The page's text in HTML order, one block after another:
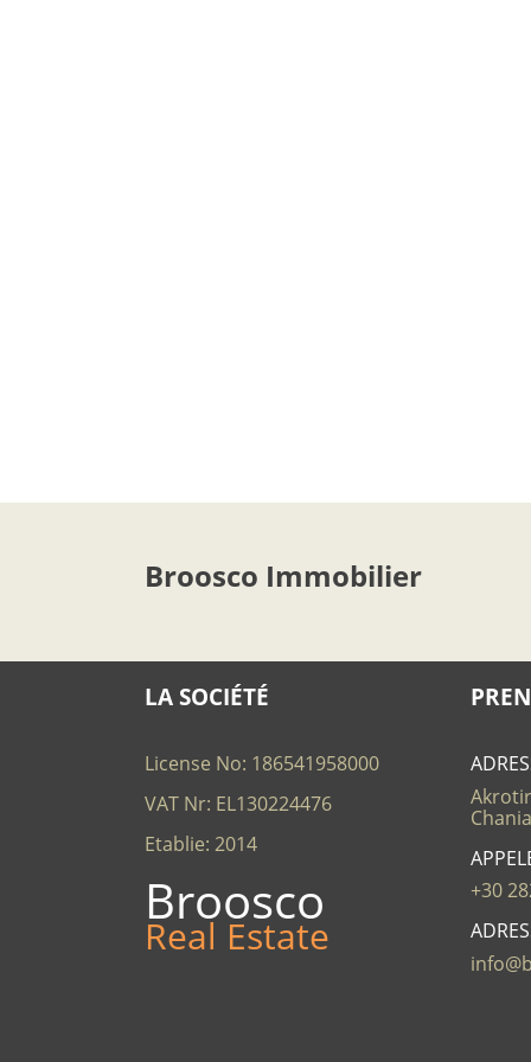
Broosco Immobilier
LA SOCIÉTÉ
License No: 186541958000
VAT Nr: EL130224476
Etablie: 2014
Broosco
Real Estate
+30